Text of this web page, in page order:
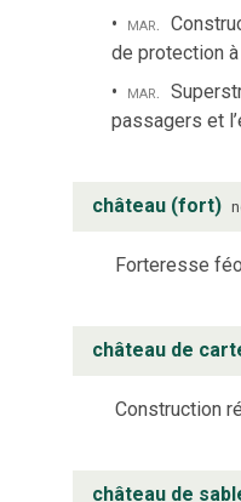
mar.
de protection à
mar.
passagers et
château (fort)
Forteresse
château de
Construction
château de